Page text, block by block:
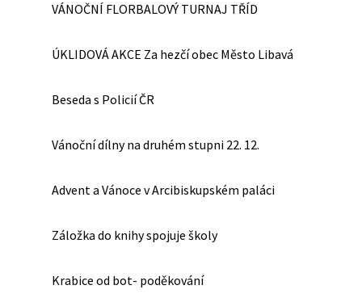
VÁNOČNÍ FLORBALOVÝ TURNAJ TŘÍD
ÚKLIDOVÁ AKCE Za hezčí obec Město Libavá
Beseda s Policií ČR
Vánoční dílny na druhém stupni 22. 12.
Advent a Vánoce v Arcibiskupském paláci
Záložka do knihy spojuje školy
Krabice od bot- poděkování